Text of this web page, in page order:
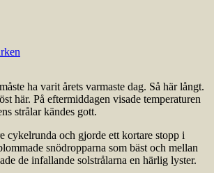
ha varit årets varmaste dag. Så här långt.
här. På eftermiddagen visade temperaturen
strålar kändes gott.
cykelrunda och gjorde ett kortare stopp i
snödropparna som bäst och mellan
de infallande solstrålarna en härlig lyster.